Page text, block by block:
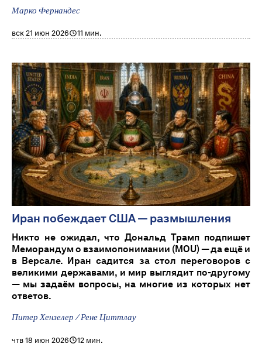
Марко Фернандес
вск 21 июн 2026 11 мин.
Иран побеждает США — размышления
Никто не ожидал, что Дональд Трамп подпишет
Меморандум о взаимопонимании (MOU) — да ещё и
в Версале. Иран садится за стол переговоров с
великими державами, и мир выглядит по-другому
— мы задаём вопросы, на многие из которых нет
ответов.
Питер Хензелер / Рене Циттлау
чтв 18 июн 2026 12 мин.